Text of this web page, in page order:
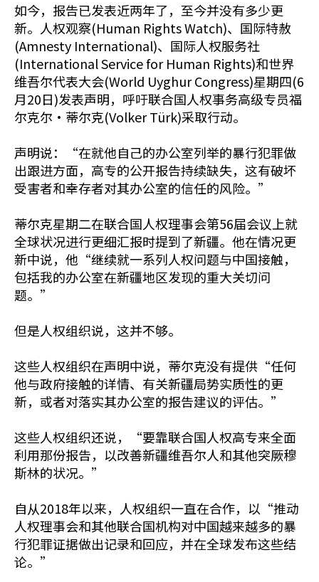
如今，报告已发表近两年了，至今并没有多少更
新。人权观察(Human Rights Watch)、国际特赦
(Amnesty International)、国际人权服务社
(International Service for Human Rights)和世界
维吾尔代表大会(World Uyghur Congress)星期四(6
月20日)发表声明，呼吁联合国人权事务高级专员福
尔克尔·蒂尔克(Volker Türk)采取行动。
声明说：“在就他自己的办公室列举的暴行犯罪做
出跟进方面，高专的公开报告持续缺失，这有破坏
受害者和幸存者对其办公室的信任的风险。”
蒂尔克星期二在联合国人权理事会第56届会议上就
全球状况进行更细汇报时提到了新疆。他在情况更
新中说，他“继续就一系列人权问题与中国接触，
包括我的办公室在新疆地区发现的重大关切问
题。”
但是人权组织说，这并不够。
这些人权组织在声明中说，蒂尔克没有提供“任何
他与政府接触的详情、有关新疆局势实质性的更
新，或者对落实其办公室的报告建议的评估。”
这些人权组织还说，“要靠联合国人权高专来全面
利用那份报告，以改善新疆维吾尔人和其他突厥穆
斯林的状况。”
自从2018年以来，人权组织一直在合作，以“推动
人权理事会和其他联合国机构对中国越来越多的暴
行犯罪证据做出记录和回应，并在全球发布这些结
论。”